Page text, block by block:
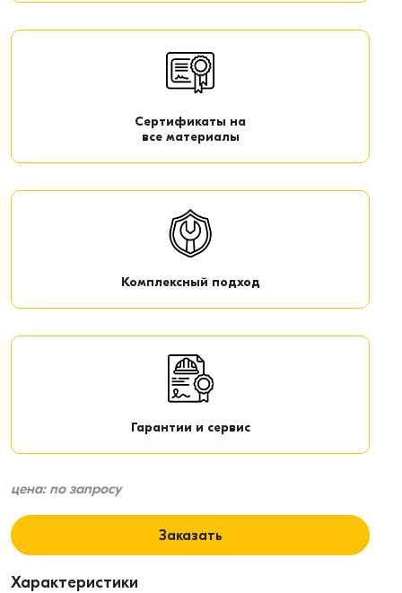
Сертификаты на
все материалы
Комплексный подход
Гарантии и сервис
цена: по запросу
Заказать
Характеристики